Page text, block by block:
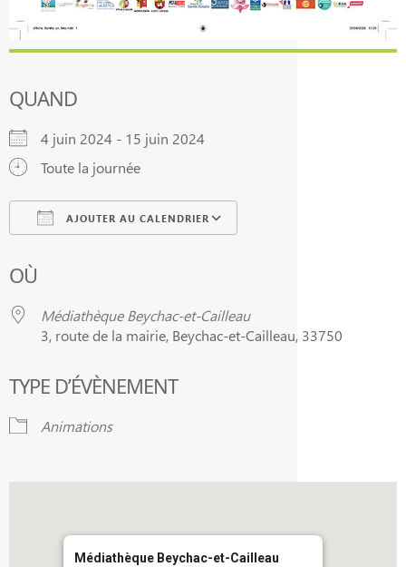
QUAND
4 juin 2024 - 15 juin 2024
Toute la journée
AJOUTER AU CALENDRIER
OÙ
Médiathèque Beychac-et-Cailleau
3, route de la mairie, Beychac-et-Cailleau, 33750
TYPE D’ÉVÈNEMENT
Animations
Médiathèque Beychac-et-Cailleau